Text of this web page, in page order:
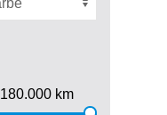
km